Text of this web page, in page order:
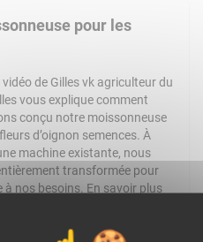
pour les
vidéo de Gilles vk agriculteur du
vous explique comment
conçu notre moissonneuse
d’oignon semences. À
machine existante, nous
transformée pour
à nos besoins. En savoir plus